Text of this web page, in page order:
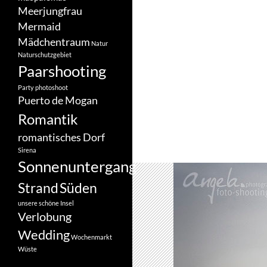
Meerjungfrau
Mermaid
Mädchentraum Natur
Naturschutzgebiet
Paarshooting
Partyphotoshoot
Puerto de Mogan
Romantik
romantisches Dorf
Sirena
Sonnenuntergang
StrandSüden
unsere schöne Insel
Verlobung
WeddingWochenmarkt
Wüste